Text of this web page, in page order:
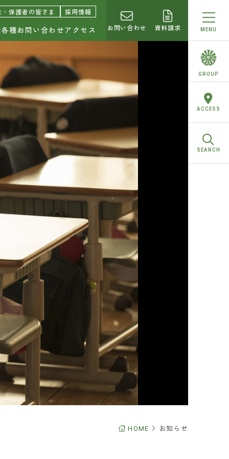
保護者の皆さま 採用情報
各種お問い合わせアクセス お問い合わせ 資料請求
！
格実績
い合わせ
わせ
ご質問
わせ
保護者の皆さま
トについて
の取り扱いについて
& SHARE
MENU
GROUP
ACCESS
SEARCH
HOME お知らせ